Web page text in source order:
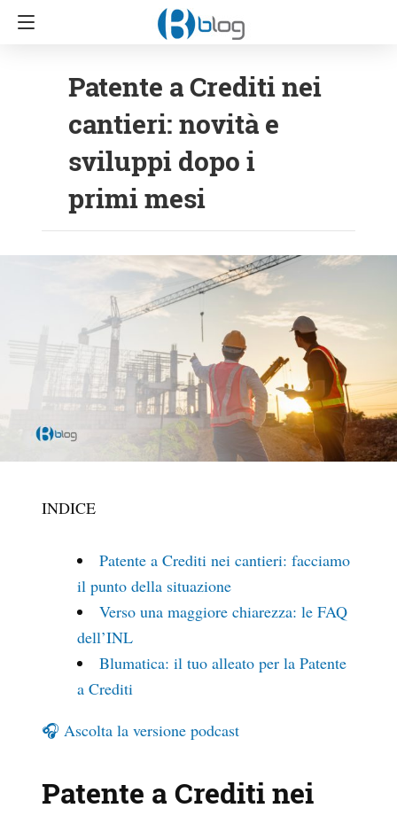
Patente a Crediti nei
cantieri: novità e
sviluppi dopo i
primi mesi
INDICE
Patente a Crediti nei cantieri: facciamo
il punto della situazione
Verso una maggiore chiarezza: le FAQ
dell’INL
Blumatica: il tuo alleato per la Patente
a Crediti
🎧 Ascolta la versione podcast
Patente a Crediti nei